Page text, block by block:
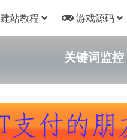
建站教程 游戏源码
关键词监控